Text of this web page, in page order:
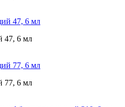
47, 6 мл
77, 6 мл